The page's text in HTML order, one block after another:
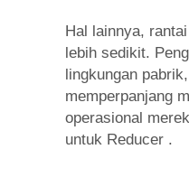
Hal lainnya,
lebih sedikit.
lingkungan
memperpanjang
operasional
untuk Reducer .